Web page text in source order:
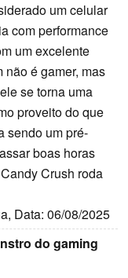
um celular
com performance
um excelente
não é gamer, mas
se torna uma
proveito do que
sendo um pré-
boas horas
Crush roda
Data: 06/08/2025
do gaming